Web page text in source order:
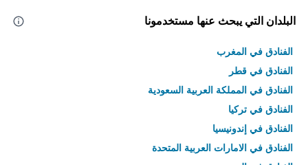
البلدان التي يبحث عنها مستخدمونا
الفنادق في المغرب
الفنادق في قطر
الفنادق في المملكة العربية السعودية
الفنادق في تركيا
الفنادق في إندونيسيا
الفنادق في الامارات العربية المتحدة